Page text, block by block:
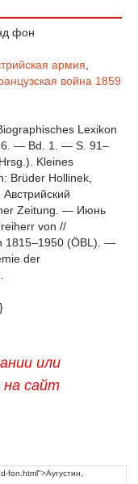
фон
армия
война 1859
Lexikon
— Bd. 1. — S. 91–
Kleines
Brüder Hollinek,
Zeitung. — Июнь
von //
1815–1950 (ÖBL). —
der
или
на сайт